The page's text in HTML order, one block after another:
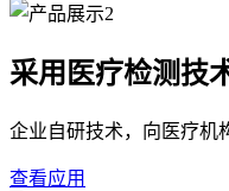
采用医疗检测技
企业自研技术，向医疗机
查看应用